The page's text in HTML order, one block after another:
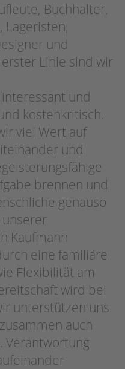
Buchhalter,
Lageristen,
und
Linie sind wir
und
kostenkritisch.
viel Wert auf
und
brennen und
genauso
unserer
Kaufmann
eine familiäre
Flexibilität am
wird bei
unterstützen uns
auch
Verantwortung